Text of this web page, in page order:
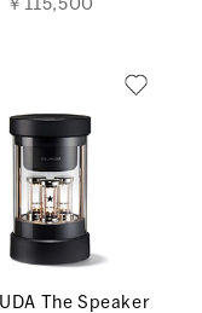
￥115,500
The Speaker